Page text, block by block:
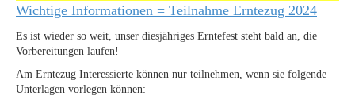
Wichtige Informationen = Teilnahme Erntezug 2024
Es ist wieder so weit, unser diesjähriges Erntefest steht bald an, die
Vorbereitungen laufen!
Am Erntezug Interessierte können nur teilnehmen, wenn sie folgende
Unterlagen vorlegen können: